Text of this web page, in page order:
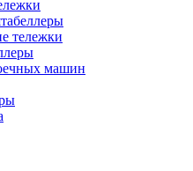
тележки
машин